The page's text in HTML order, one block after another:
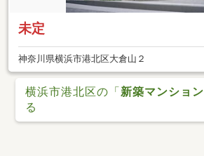
未定
神奈川県横浜市港北区大倉山２
横浜市港北区の「新築マンション
る